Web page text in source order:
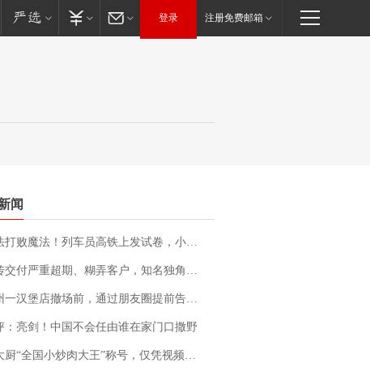
登录 注册免费邮箱
闻
法！列车员高铁上发试卷，小朋友一秒静音，12306回应：列车员个人行为，不是铁路规定
期、糊弄客户，知名独角兽车企创始人回应：都没证据，将依法采取措施，“本人长期与美国交管局保持沟通，对方表示肯定”
撤场前，通过朋友圈提前告知逐一退费，有顾客仅剩1元也全被退回，分文不少；顾客：言而有信，让人感动
：亮剑！中国不会任由谁在家门口撒野
“全国小炒肉大王”称号，仅凭视频评出？中国烹饪协会回应